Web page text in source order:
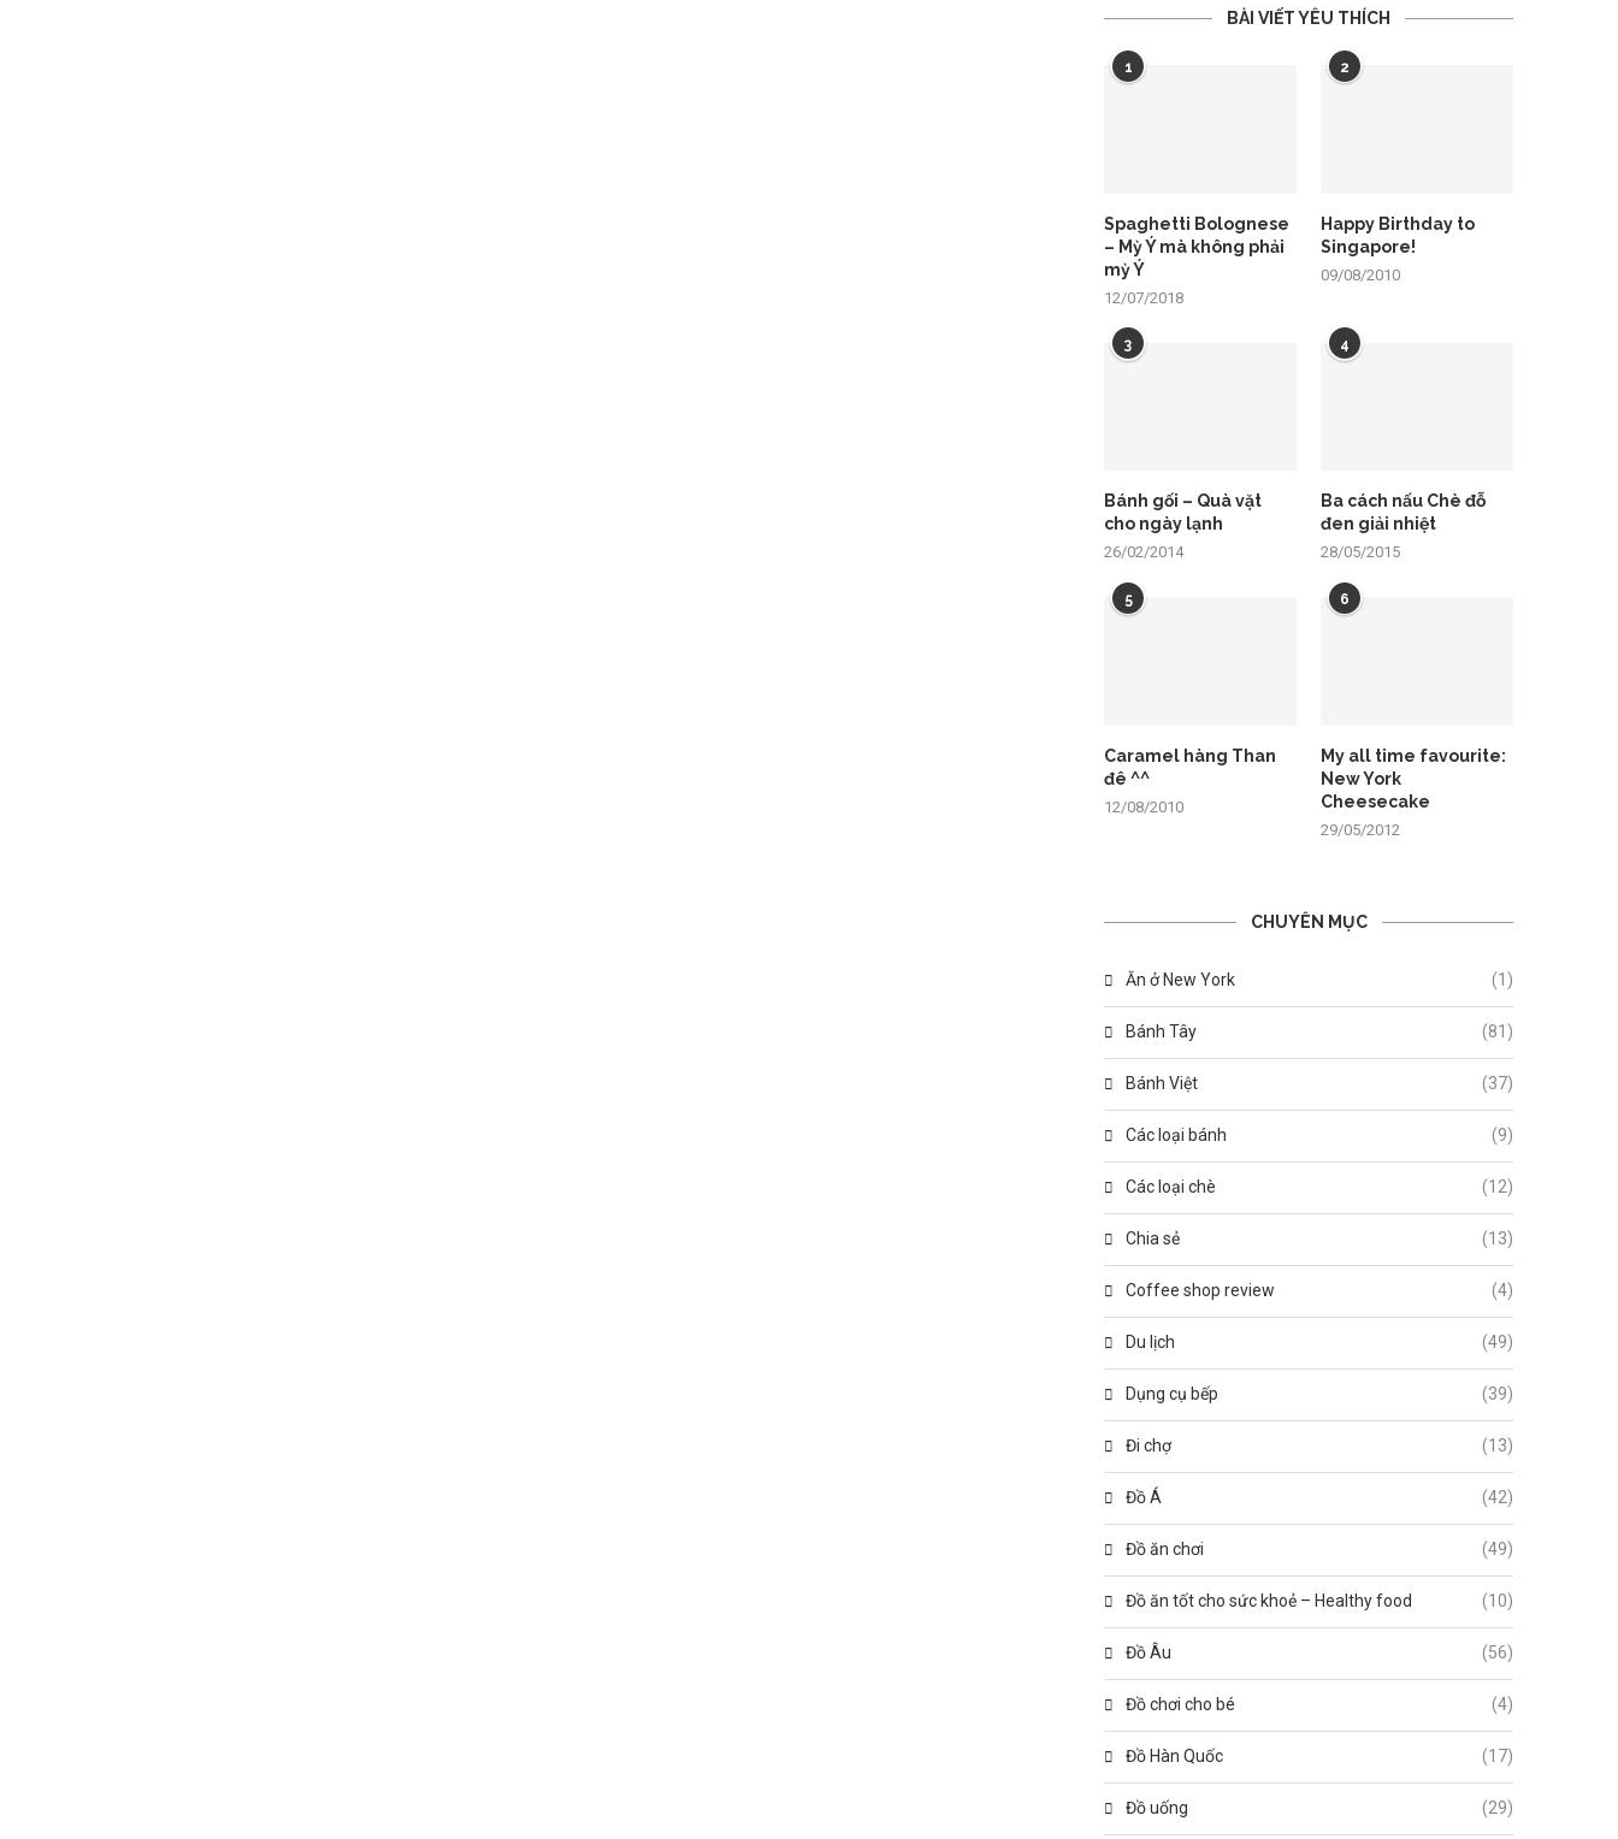
BÀI VIẾT YÊU THÍCH
1
Spaghetti Bolognese
– Mỳ Ý mà không phải
mỳ Ý
12/07/2018
2
Happy Birthday to
Singapore!
09/08/2010
3
Bánh gối – Quà vặt
cho ngày lạnh
26/02/2014
4
Ba cách nấu Chè đỗ
đen giải nhiệt
28/05/2015
5
Caramel hàng Than
đê ^^
12/08/2010
6
My all time favourite:
New York
Cheesecake
29/05/2012
CHUYÊN MỤC
Ăn ở New York (1)
Bánh Tây (81)
Bánh Việt (37)
Các loại bánh (9)
Các loại chè (12)
Chia sẻ (13)
Coffee shop review (4)
Du lịch (49)
Dụng cụ bếp (39)
Đi chợ (13)
Đồ Á (42)
Đồ ăn chơi (49)
Đồ ăn tốt cho sức khoẻ – Healthy food (10)
Đồ Âu (56)
Đồ chơi cho bé (4)
Đồ Hàn Quốc (17)
Đồ uống (29)